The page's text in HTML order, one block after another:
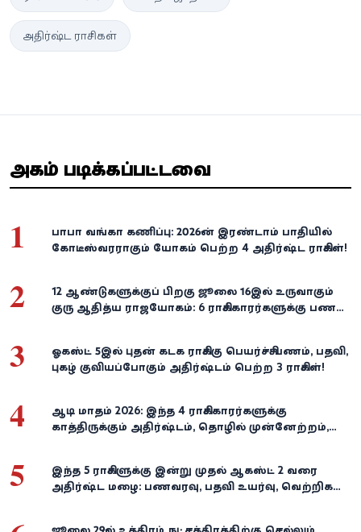
அதிர்ஷ்ட ராசிகள்
அதிகம் படிக்கப்பட்டவை
1
பாபா வங்கா கணிப்பு: 2026-ன் இரண்டாம் பாதியில்
கோடீஸ்வரராகும் யோகம் பெற்ற 4 அதிர்ஷ்ட ராசிகள்!
2
12 ஆண்டுகளுக்குப் பிறகு ஜூலை 16இல் உருவாகும்
குரு ஆதித்ய ராஜயோகம்: 6 ராசிக்காரர்களுக்கு பணம்,
3
ஓகஸ்ட் 5இல் புதன் கடக ராசிக்கு பெயர்ச்சி: பணம், பதவி,
புகழ் குவியப்போகும் அதிர்ஷ்டம் பெற்ற 3 ராசிகள்!
4
ஆடி மாதம் 2026: இந்த 4 ராசிக்காரர்களுக்கு
காத்திருக்கும் அதிர்ஷ்டம், தொழில் முன்னேற்றம்,
5
இந்த 5 ராசிகளுக்கு இன்று முதல் ஆகஸ்ட் 2 வரை
அதிர்ஷ்ட மழை: பணவரவு, பதவி உயர்வு, வெற்றிகள்